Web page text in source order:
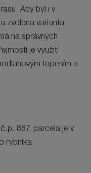
Aby byl i v
zvolena varianta
na správných
je využití
topením a
887, parcela je v
rybníka